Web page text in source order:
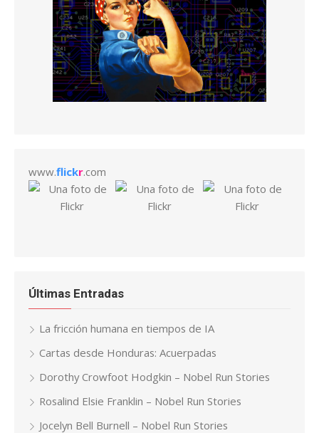
www.flickr.com
Últimas Entradas
La fricción humana en tiempos de IA
Cartas desde Honduras: Acuerpadas
Dorothy Crowfoot Hodgkin – Nobel Run Stories
Rosalind Elsie Franklin – Nobel Run Stories
Jocelyn Bell Burnell – Nobel Run Stories